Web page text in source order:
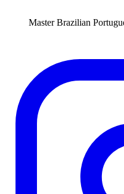
Master Brazilian